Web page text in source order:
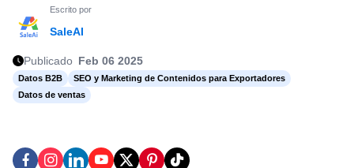
Escrito por
SaleAI
Publicado Feb 06 2025
Datos B2B
SEO y Marketing de Contenidos para Exportadores
Datos de ventas